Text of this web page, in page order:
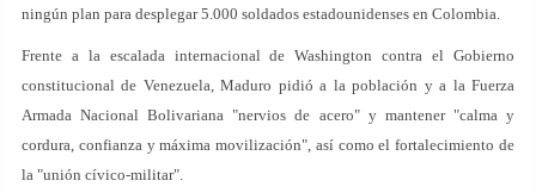
ningún plan para desplegar 5.000 soldados estadounidenses en Colombia.
Frente a la escalada internacional de Washington contra el Gobierno
constitucional de Venezuela, Maduro pidió a la población y a la Fuerza
Armada Nacional Bolivariana "nervios de acero" y mantener "calma y
cordura, confianza y máxima movilización", así como el fortalecimiento de
la "unión cívico-militar".